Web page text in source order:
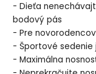
- Dieťa
bodový pás
- Pre
- Športové
- Maximálna